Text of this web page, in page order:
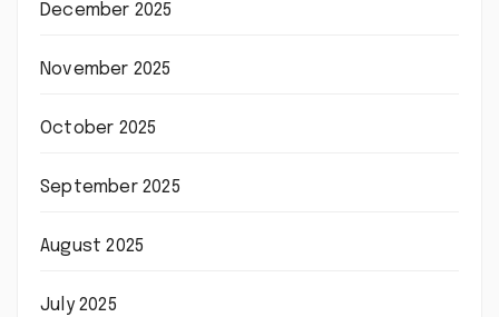
December 2025
November 2025
October 2025
September 2025
August 2025
July 2025